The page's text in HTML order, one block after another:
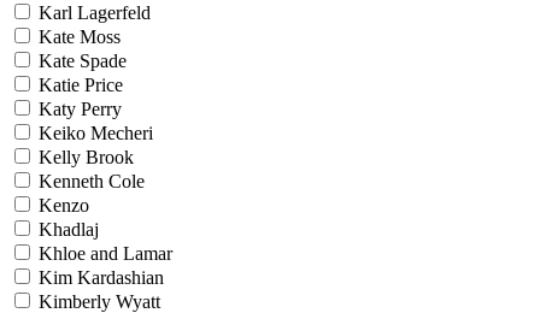
Karl Lagerfeld
Kate Moss
Kate Spade
Katie Price
Katy Perry
Keiko Mecheri
Kelly Brook
Kenneth Cole
Kenzo
Khadlaj
Khloe and Lamar
Kim Kardashian
Kimberly Wyatt